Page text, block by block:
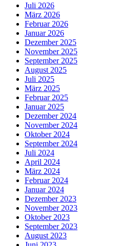
Juli 2026
März 2026
Februar 2026
Januar 2026
Dezember 2025
November 2025
September 2025
August 2025
Juli 2025
März 2025
Februar 2025
Januar 2025
Dezember 2024
November 2024
Oktober 2024
September 2024
Juli 2024
April 2024
März 2024
Februar 2024
Januar 2024
Dezember 2023
November 2023
Oktober 2023
September 2023
August 2023